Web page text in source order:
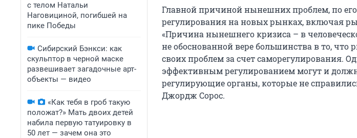
с телом Натальи
Наговициной, погибшей на
пике Победы
Сибирский Бэнкси: как
скульптор в черной маске
развешивает загадочные арт-
объекты — видео
«Как тебя в гроб такую
положат?» Мать двоих детей
набила первую татуировку в
50 лет — зачем она это
Главной причиной нынешних проблем, по его
регулирования на новых рынках, включая
«Причина нынешнего кризиса – в
не обоснованной вере большинства в то, что
своих проблем за счет саморегулирования.
эффективным регулированием могут и
регулирующие органы, которые не
Джордж Сорос.